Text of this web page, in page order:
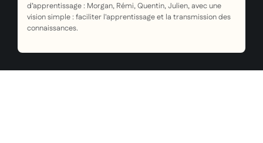
d’apprentissage : Morgan, Rémi, Quentin, Julien, avec une
vision simple : faciliter l'apprentissage et la transmission des
connaissances.